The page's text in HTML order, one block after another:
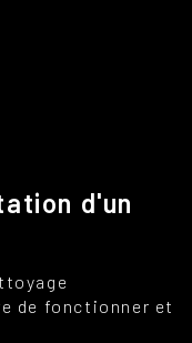
d'un
de fonctionner et